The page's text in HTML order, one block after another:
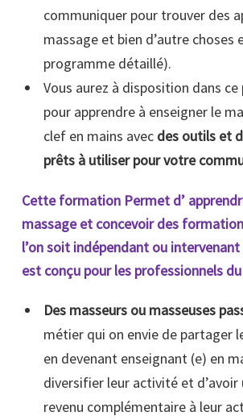
communiquer pour trouver des
massage et bien d’autre choses
programme détaillé).
Vous aurez à disposition dans
pour apprendre à enseigner le
clef en mains avec des outils et
prêts à utiliser pour votre
Cette formation Permet d’
massage et concevoir des
l’on soit indépendant ou
est conçu pour les professionnels
Des masseurs ou masseuses
métier qui on envie de partager
en devenant enseignant (e) en
diversifier leur activité et d’avoir
revenu complémentaire à leur